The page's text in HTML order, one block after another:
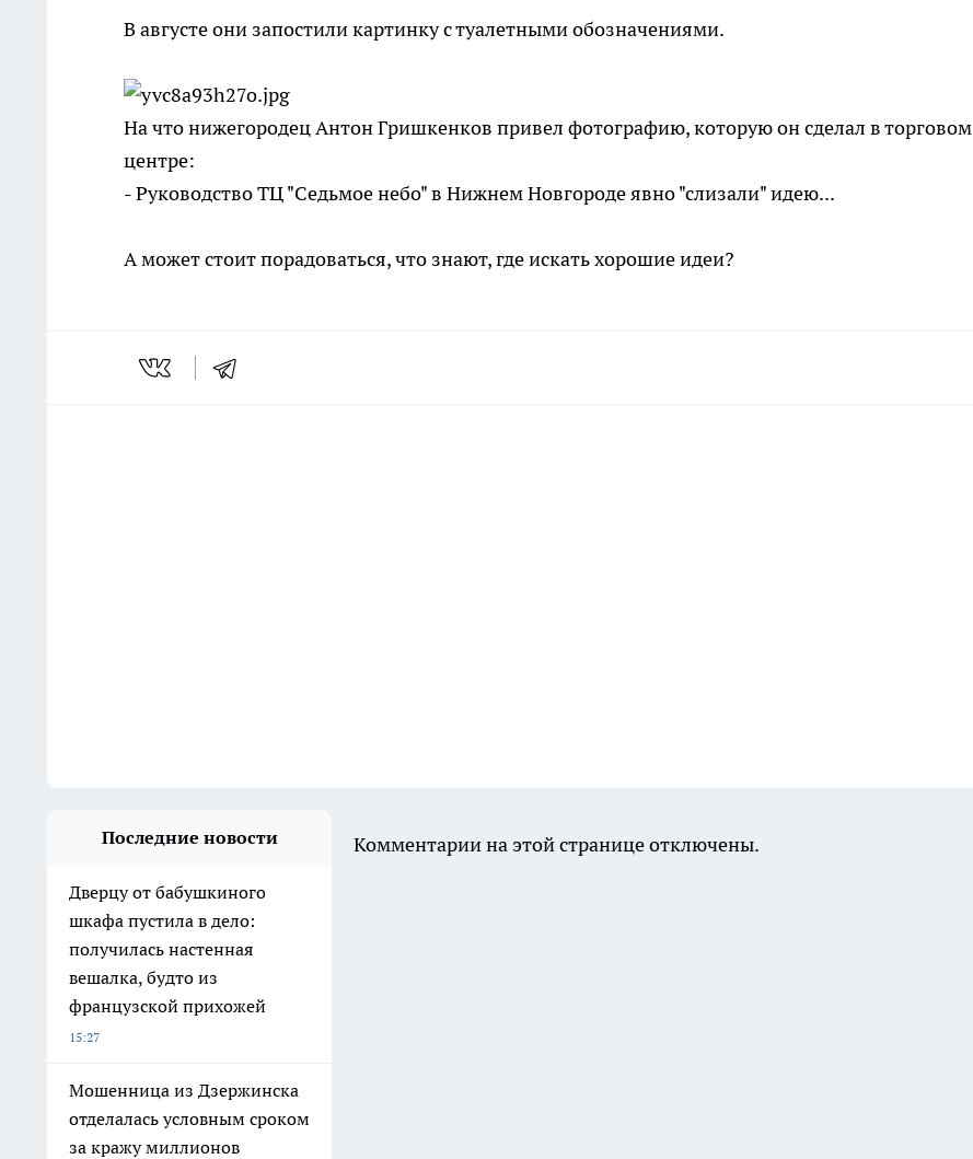
В августе они запостили картинку с туалетными обозначениями.
На что нижегородец Антон Гришкенков привел фотографию, которую он сделал в торговом
центре:
- Руководство ТЦ "Седьмое небо" в Нижнем Новгороде явно "слизали" идею...
А может стоит порадоваться, что знают, где искать хорошие идеи?
Последние новости
Дверцу от бабушкиного
шкафа пустила в дело:
получилась настенная
вешалка, будто из
французской прихожей
15:27
Мошенница из Дзержинска
отделалась условным сроком
за кражу миллионов
Комментарии на этой странице отключены.